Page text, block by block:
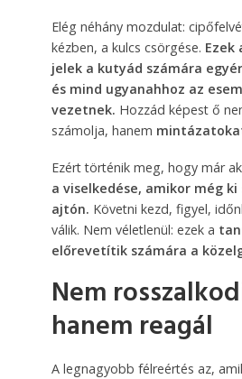
Elég néhány mozdulat:
kézben, a kulcs csörgése. Ezek
jelek a kutyád számára
és mind ugyanahhoz az
vezetnek. Hozzád képest ő
számolja, hanem
Ezért történik meg, hogy már
a viselkedése, amikor még
ajtón. Követni kezd, figyel,
válik. Nem véletlenül: ezek a
előrevetítik számára a
Nem
hanem reagál
A legnagyobb félreértés az,